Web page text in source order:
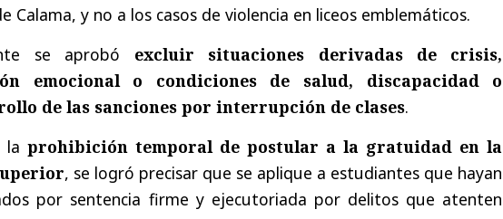
Calama, y no a los casos de violencia en liceos emblemáticos.
se aprobó excluir situaciones derivadas de crisis,
emocional o condiciones de salud, discapacidad o
de las sanciones por interrupción de clases.
laprohibición temporal de postular a la gratuidad en la
, se logró precisar que se aplique a estudiantes que hayan
por sentencia firme y ejecutoriada por delitos que atenten